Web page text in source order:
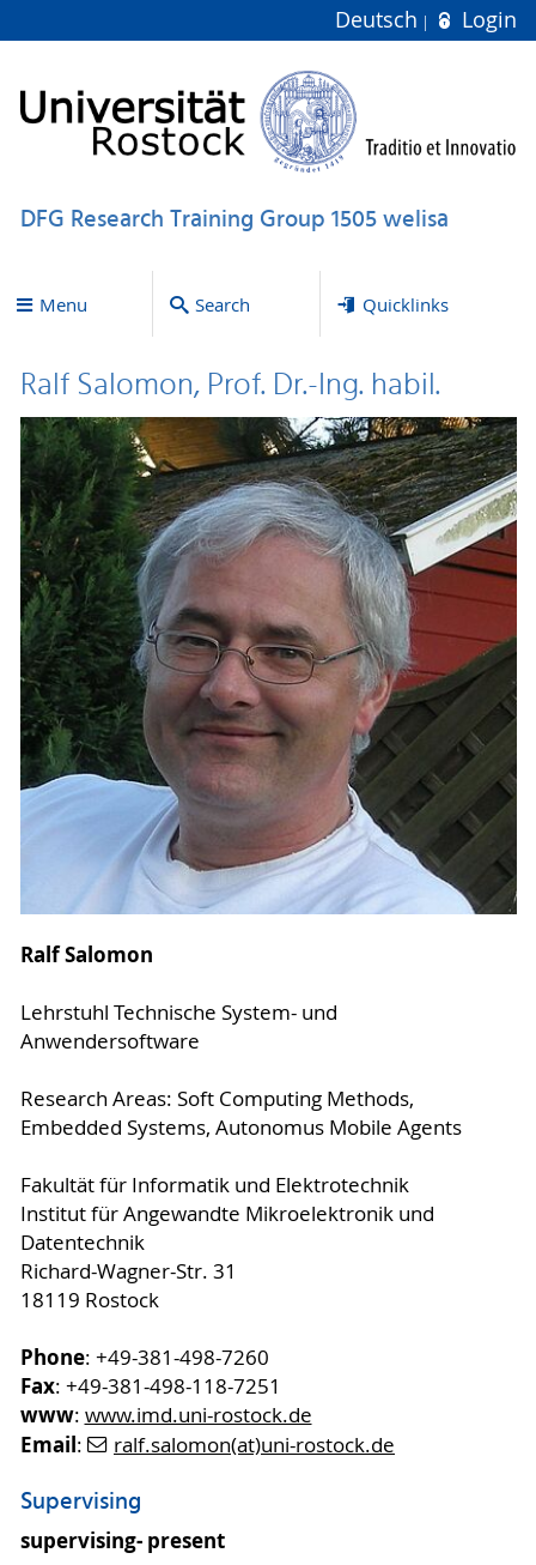
Deutsch Login
DFG Research Training Group 1505 welisa
Menu Search Quicklinks
Ralf Salomon, Prof. Dr.-Ing. habil.
Ralf Salomon
Lehrstuhl Technische System- und
Anwendersoftware
Research Areas: Soft Computing Methods,
Embedded Systems, Autonomus Mobile Agents
Fakultät für Informatik und Elektrotechnik
Institut für Angewandte Mikroelektronik und
Datentechnik
Richard-Wagner-Str. 31
18119 Rostock
Phone: +49-381-498-7260
Fax: +49-381-498-118-7251
www: www.imd.uni-rostock.de
Email: ralf.salomon(at)uni-rostock.de
Supervising
supervising- present